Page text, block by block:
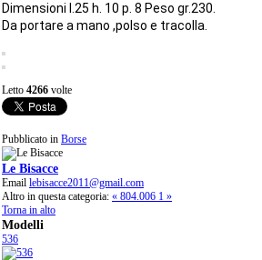
Dimensioni l.25 h. 10 p. 8 Peso gr.230.
Da portare a mano ,polso e tracolla.
Letto 4266 volte
Pubblicato in Borse
Le Bisacce
Email lebisacce2011@gmail.com
Altro in questa categoria: « 804.006 1 »
Torna in alto
Modelli
536